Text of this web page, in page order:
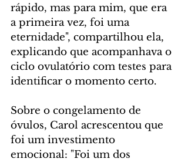
rápido, mas para mim, que era
a primeira vez, foi uma
eternidade", compartilhou ela,
explicando que acompanhava o
ciclo ovulatório com testes para
identificar o momento certo.
Sobre o congelamento de
óvulos, Carol acrescentou que
foi um investimento
emocional: "Foi um dos